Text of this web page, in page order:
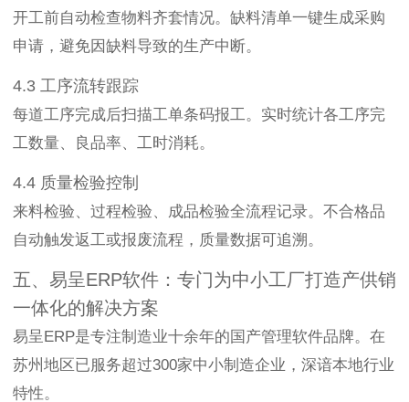
开工前自动检查物料齐套情况。缺料清单一键生成采购
申请，避免因缺料导致的生产中断。
4.3 工序流转跟踪
每道工序完成后扫描工单条码报工。实时统计各工序完
工数量、良品率、工时消耗。
4.4 质量检验控制
来料检验、过程检验、成品检验全流程记录。不合格品
自动触发返工或报废流程，质量数据可追溯。
五、易呈ERP软件：专门为中小工厂打造产供销
一体化的解决方案
易呈ERP是专注制造业十余年的国产管理软件品牌。在
苏州地区已服务超过300家中小制造企业，深谙本地行业
特性。